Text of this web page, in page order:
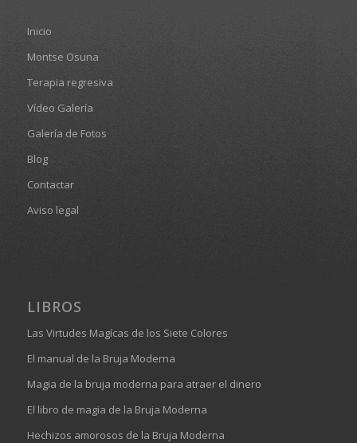
Inicio
Montse Osuna
Terapia regresiva
Vídeo Galería
Galería de Fotos
Blog
Contactar
Aviso legal
LIBROS
Las Virtudes Magícas de los Siete Colores
El manual de la Bruja Moderna
Magia de la bruja moderna para atraer el dinero
El libro de magia de la Bruja Moderna
Hechizos amorosos de la Bruja Moderna